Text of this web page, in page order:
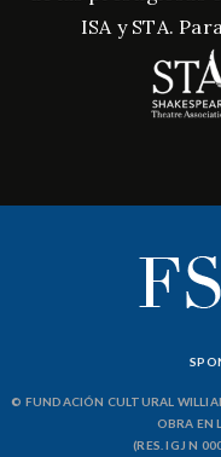
ISA y STA.
© FUNDACIÓN CULTURAL
OBRA EN
(RES. IGJ N